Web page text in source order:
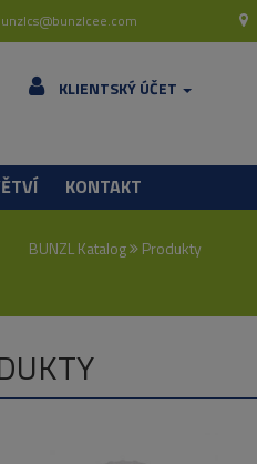
KLIENTSKÝ ÚČET
KONTAKT
BUNZL Katalog Produkty